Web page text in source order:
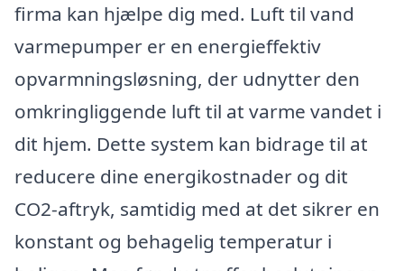
firma kan hjælpe dig med. Luft til vand
varmepumper er en energieffektiv
opvarmningsløsning, der udnytter den
omkringliggende luft til at varme vandet i
dit hjem. Dette system kan bidrage til at
reducere dine energikostnader og dit
CO2-aftryk, samtidig med at det sikrer en
konstant og behagelig temperatur i